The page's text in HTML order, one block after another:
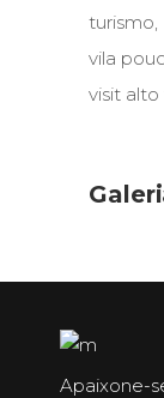
turismo
vila
visit
Apaixone-